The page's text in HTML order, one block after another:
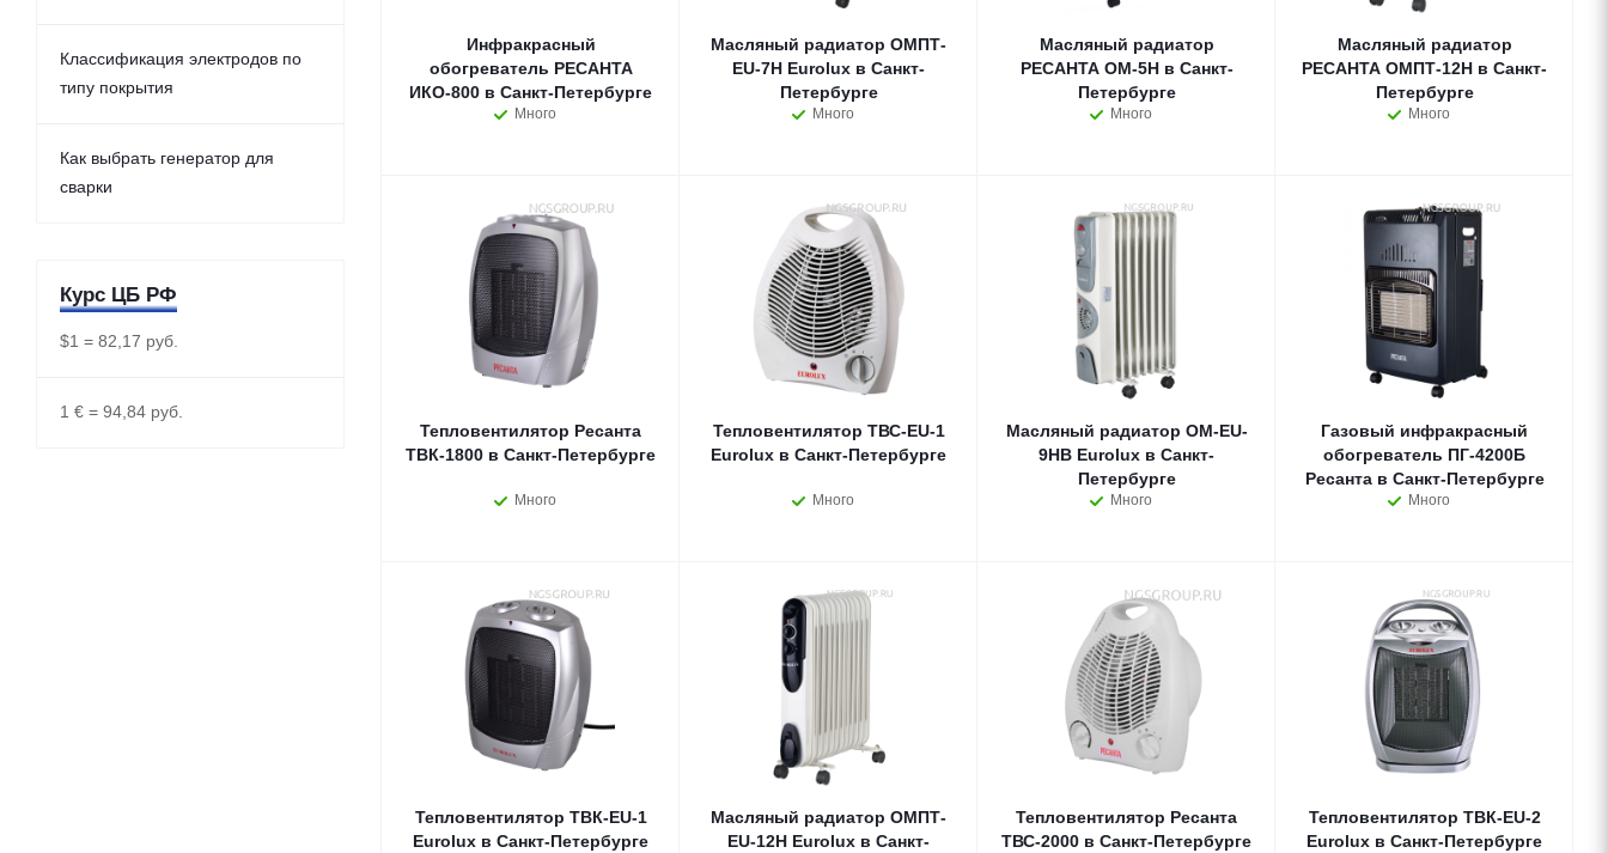
Инфракрасный
обогреватель РЕСАНТА
ИКО-800 в Санкт-Петербурге
Много
Масляный радиатор ОМПТ-
EU-7Н Eurolux в Санкт-
Петербурге
Много
Масляный радиатор
РЕСАНТА ОМ-5Н в Санкт-
Петербурге
Много
Масляный радиатор
РЕСАНТА ОМПТ-12Н в Санкт-
Петербурге
Много
Тепловентилятор Ресанта
ТВК-1800 в Санкт-Петербурге
Много
Тепловентилятор ТВС-EU-1
Eurolux в Санкт-Петербурге
Много
Масляный радиатор ОМ-EU-
9НВ Eurolux в Санкт-
Петербурге
Много
Газовый инфракрасный
обогреватель ПГ-4200Б
Ресанта в Санкт-Петербурге
Много
Тепловентилятор ТВК-EU-1
Eurolux в Санкт-Петербурге
Масляный радиатор ОМПТ-
EU-12Н Eurolux в Санкт-
Тепловентилятор Ресанта
ТВС-2000 в Санкт-Петербурге
Тепловентилятор ТВК-EU-2
Eurolux в Санкт-Петербурге
Классификация электродов по
типу покрытия
Как выбрать генератор для
сварки
Курс ЦБ РФ
$1 = 82,17 руб.
1 € = 94,84 руб.